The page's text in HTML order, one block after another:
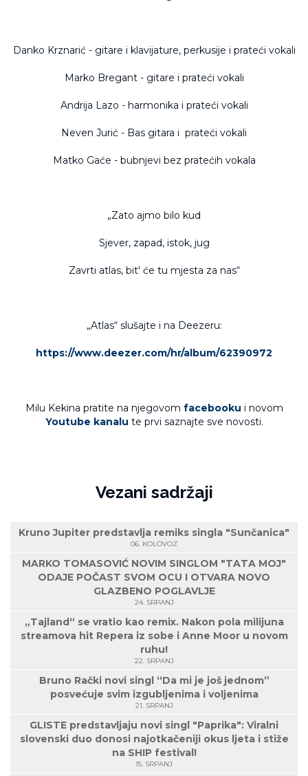
Danko Krznarić - gitare i klavijature, perkusije i prateći vokali
Marko Bregant - gitare i prateći vokali
Andrija Lazo - harmonika i prateći vokali
Neven Jurić - Bas gitara i prateći vokali
Matko Gaće - bubnjevi bez pratećih vokala
„Zato ajmo bilo kud
Sjever, zapad, istok, jug
Zavrti atlas, bit' će tu mjesta za nas“
„Atlas“ slušajte i na Deezeru:
https://www.deezer.com/hr/album/62390972
Milu Kekina pratite na njegovom facebooku i novom
Youtube kanalu te prvi saznajte sve novosti.
Vezani sadržaji
Kruno Jupiter predstavlja remiks singla "Sunčanica"
06. KOLOVOZ
MARKO TOMASOVIĆ NOVIM SINGLOM "TATA MOJ"
ODAJE POČAST SVOM OCU I OTVARA NOVO
GLAZBENO POGLAVLJE
24. SRPANJ
„Tajland“ se vratio kao remix. Nakon pola milijuna
streamova hit Repera iz sobe i Anne Moor u novom
ruhu!
22. SRPANJ
Bruno Rački novi singl “Da mi je još jednom”
posvećuje svim izgubljenima i voljenima
21. SRPANJ
GLISTE predstavljaju novi singl "Paprika": Viralni
slovenski duo donosi najotkačeniji okus ljeta i stiže
na SHIP festival!
15. SRPANJ